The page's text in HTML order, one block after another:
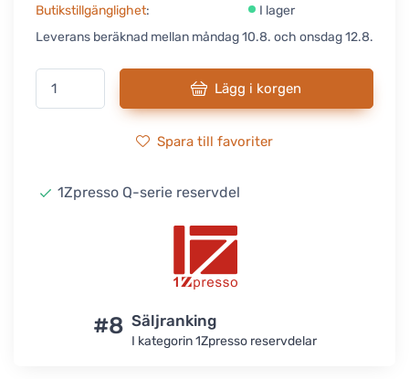
Butikstillgänglighet:
I lager
Leverans beräknad mellan måndag 10.8. och onsdag 12.8.
Lägg i korgen
Spara till favoriter
1Zpresso Q-serie reservdel
#8 Säljranking
I kategorin 1Zpresso reservdelar